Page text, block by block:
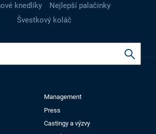
knedlíky
Nejlepší palačinky
Švestkový koláč
Management
Press
Castingy a výzvy